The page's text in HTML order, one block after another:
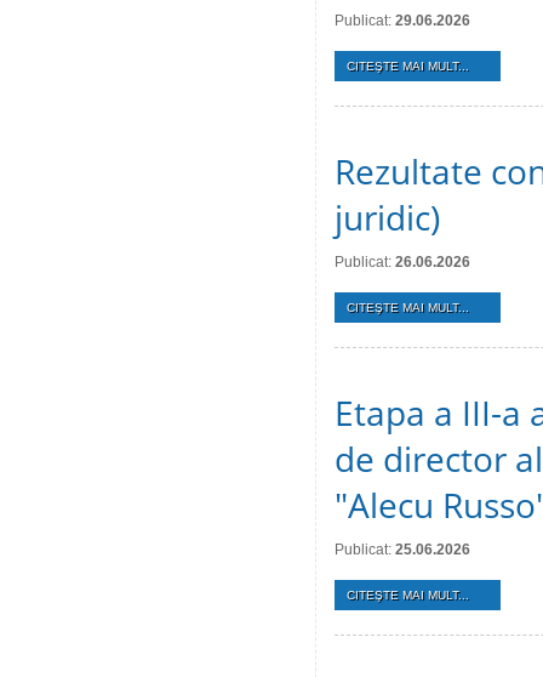
Publicat: 29.06.2026
CITEŞTE MAI MULT...
Rezultate
juridic)
Publicat: 26.06.2026
CITEŞTE MAI MULT...
Etapa a III-a
de director
"Alecu
Publicat: 25.06.2026
CITEŞTE MAI MULT...